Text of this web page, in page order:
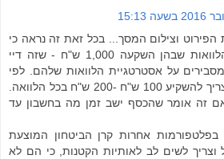
הפירוט וצילום המסך... בכל זאת זה נראה כי
יש שם לא מעט הלוואות שבהן השקעה 1,000 ש"ח - שזה דיי
על אסטרטגיית הלוואות שלהם. לפי
מה שהם אומרים צריך להשקיע 100 ש"ח -200 ש"ח בכל הלוואה.
זה אומר שהכסף ישב זמן מה בחשבון עד
בפלטפורמות אחרות קרן הביטחון המוצעת
וצריך לשים לב לאותיות הקטנות, כי הם לא